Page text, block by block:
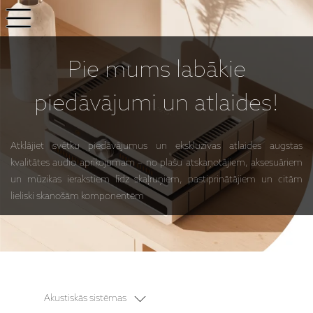
Pie mumslabākie
piedāvājumi un atlaides!
Atklājiet svētku piedāvājumus un ekskluzīvas atlaides augstas
kvalitātes audio aprīkojumam – no plašu atskaņotājiem, aksesuāriem
un mūzikas ierakstiem līdz skaļruņiem, pastiprinātājiem un citām
lieliski skanošām komponentēm
Akustiskās sistēmas